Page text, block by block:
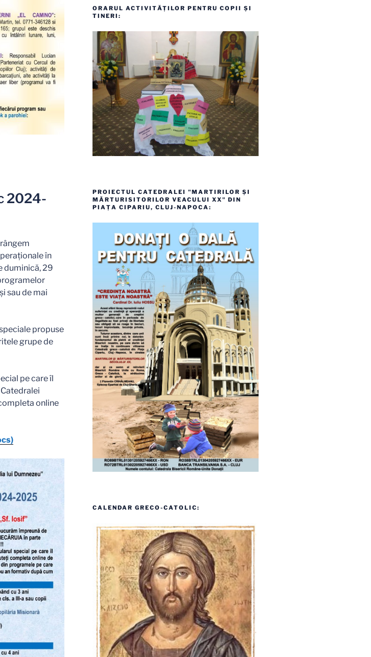
2024-
în
duminică, 29
sau de mai
propuse
grupe de
pe care îl
online
ORARUL ACTIVITĂȚILOR PENTRU COPII ȘI
TINERI:
PROIECTUL CATEDRALEI "MARTIRILOR ȘI
MĂRTURISITORILOR VEACULUI XX" DIN
PIAȚA CIPARIU, CLUJ-NAPOCA:
CALENDAR GRECO-CATOLIC: